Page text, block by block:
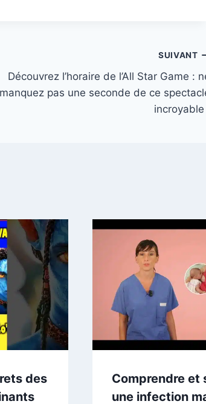
SUIVANT
Découvrez l’horaire de l’All Star Game :
manquez pas une seconde de ce
incroyable
des
Comprendre et
une infection